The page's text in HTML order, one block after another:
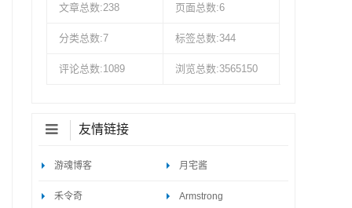
文章总数:238 页面总数:6
分类总数:7 标签总数:344
评论总数:1089 浏览总数:3565150
友情链接
游魂博客 月宅酱
禾令奇 Armstrong